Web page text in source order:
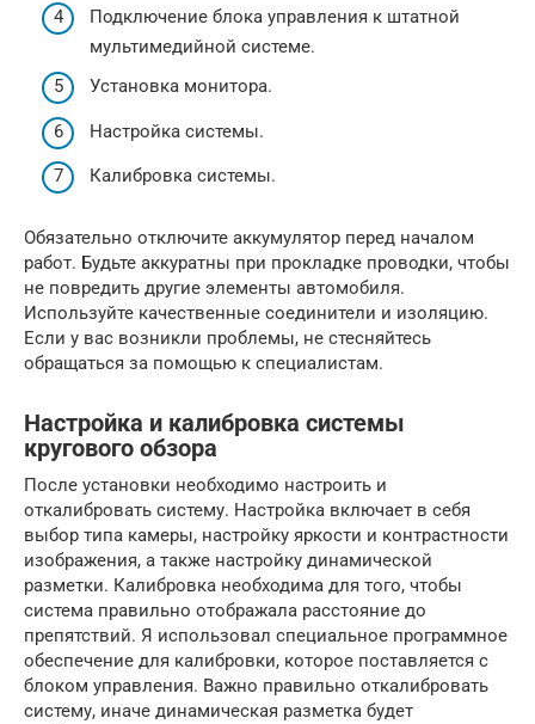
Подключение блока управления к штатной
мультимедийной системе.
Установка монитора.
Настройка системы.
Калибровка системы.
Обязательно отключите аккумулятор перед началом
работ. Будьте аккуратны при прокладке проводки, чтобы
не повредить другие элементы автомобиля.
Используйте качественные соединители и изоляцию.
Если у вас возникли проблемы, не стесняйтесь
обращаться за помощью к специалистам.
Настройка и калибровка системы
кругового обзора
После установки необходимо настроить и
откалибровать систему. Настройка включает в себя
выбор типа камеры, настройку яркости и контрастности
изображения, а также настройку динамической
разметки. Калибровка необходима для того, чтобы
система правильно отображала расстояние до
препятствий. Я использовал специальное программное
обеспечение для калибровки, которое поставляется с
блоком управления. Важно правильно откалибровать
систему, иначе динамическая разметка будет